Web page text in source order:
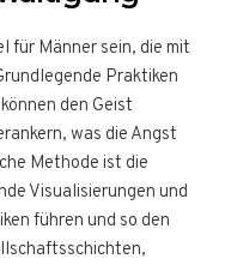
für Männer sein, die mit
Praktiken
den Geist
was die Angst
Methode ist die
Visualisierungen und
führen und so den